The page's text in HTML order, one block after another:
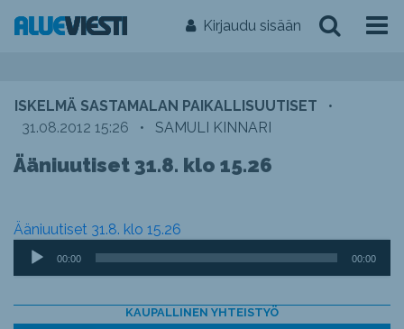
Kirjaudu sisään
ISKELMÄ SASTAMALAN PAIKALLISUUTISET
•
31.08.2012 15:26
• SAMULI KINNARI
Ääniuutiset 31.8. klo 15.26
Ääniuutiset 31.8. klo 15.26
Äänitoistin
00:00 00:00
KAUPALLINEN YHTEISTYÖ